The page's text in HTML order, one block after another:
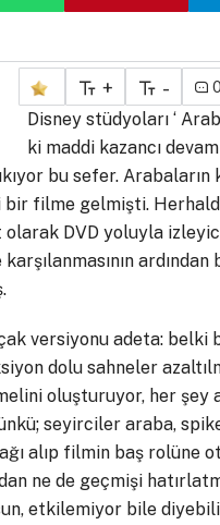
+ - 0
Disney stüdyoları ‘
ki maddi kazancı
bu sefer.
bir filme gelmişti.
DVD yoluyla
versiyonu adeta: belki
dolu sahneler
oluşturuyor, her şey
seyirciler araba,
alıp filmin baş rolüne
ne de geçmişi
etkilemiyor bile